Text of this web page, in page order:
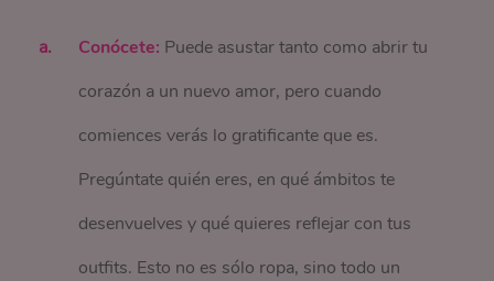
Conócete: Puede asustar tanto como abrir tu
corazón a un nuevo amor, pero cuando
comiences verás lo gratificante que es.
Pregúntate quién eres, en qué ámbitos te
desenvuelves y qué quieres reflejar con tus
outfits. Esto no es sólo ropa, sino todo un